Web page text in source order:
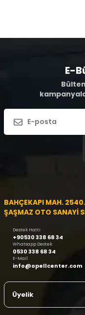
E-
BAHÇEKAPI MAH.
ŞAŞMAZ OTO SANAYİ
Destek Hattı
+90530 338 68 34
Whatsapp Destek
0530 338 68 34
E-Mail
info@opellcenter.com
Üyelik